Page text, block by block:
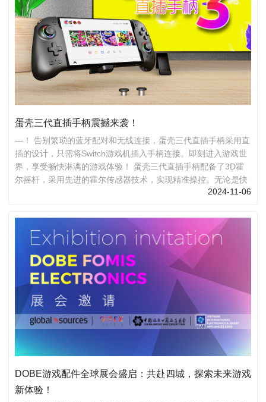
蛋壳三代直插手柄震撼来袭！
—！ 告别繁琐的蓝牙配对和无线连接，蛋壳三代直插手柄采用直
插的设计，只需将Switch游戏机插入手柄连接。即刻进入游戏世
界，享受畅快淋漓的游戏体验！ 蛋壳三代直插手柄配备了3D霍
尔摇杆，采用先进的霍尔传感器技术，实现精准操控。无论是快
速移动还是细微调整，都能轻松应对，让你的游戏操作更加流畅
个性化游戏空间 五、多种摇杆帽选择，操作手感更舒适 六、
HDMI功能投屏，游戏视觉体验更宽广 手柄内置马达振动功能，
支持三档速度调节。无论是紧张刺激的战斗...
2024-11-06
DOBE游戏配件全球展会盛启：共赴四城，探索未来游戏
新体验！